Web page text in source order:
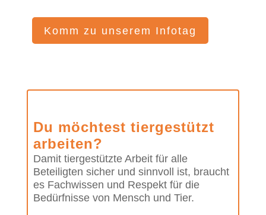
Komm zu unserem Infotag
Du möchtest tiergestützt
arbeiten?
Damit tiergestützte Arbeit für alle
Beteiligten sicher und sinnvoll ist, braucht
es Fachwissen und Respekt für die
Bedürfnisse von Mensch und Tier.